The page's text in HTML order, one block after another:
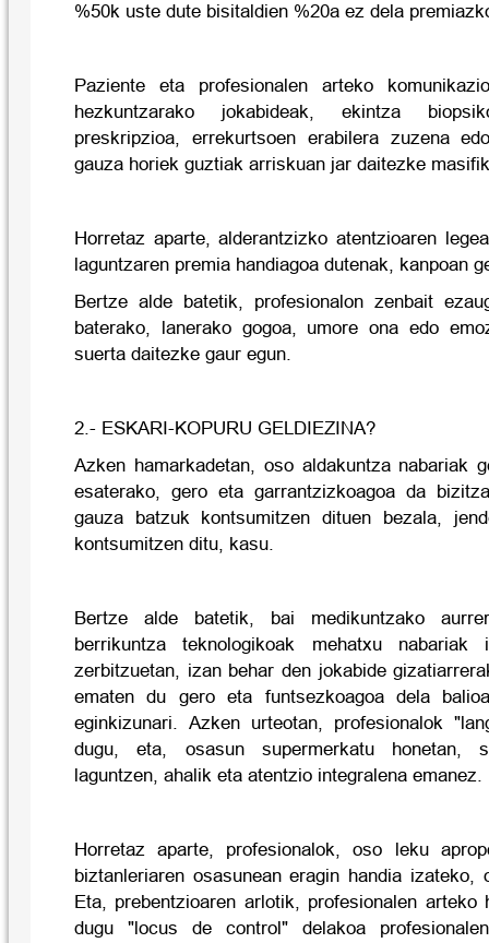
%50k uste dute bisitaldien %20a ez dela
Paziente eta profesionalen arteko
hezkuntzarako jokabideak, ekintza
preskripzioa, errekurtsoen erabilera zuzena
gauza horiek guztiak arriskuan jar daitezke
Horretaz aparte, alderantzizko atentzioaren
laguntzaren premia handiagoa dutenak, kanpoan
Bertze alde batetik, profesionalon zenbait
baterako, lanerako gogoa, umore ona edo
suerta daitezke gaur egun.
2.- ESKARI-KOPURU GELDIEZINA?
Azken hamarkadetan, oso aldakuntza nabariak
esaterako, gero eta garrantzizkoagoa da
gauza batzuk kontsumitzen dituen bezala,
kontsumitzen ditu, kasu.
Bertze alde batetik, bai medikuntzako
berrikuntza teknologikoak mehatxu nabariak
zerbitzuetan, izan behar den jokabide
ematen du gero eta funtsezkoagoa dela
eginkizunari. Azken urteotan, profesionalok
dugu, eta, osasun supermerkatu honetan,
laguntzen, ahalik eta atentzio integralena emanez.
Horretaz aparte, profesionalok, oso leku
biztanleriaren osasunean eragin handia izateko,
Eta, prebentzioaren arlotik, profesionalen arteko
dugu "locus de control" delakoa